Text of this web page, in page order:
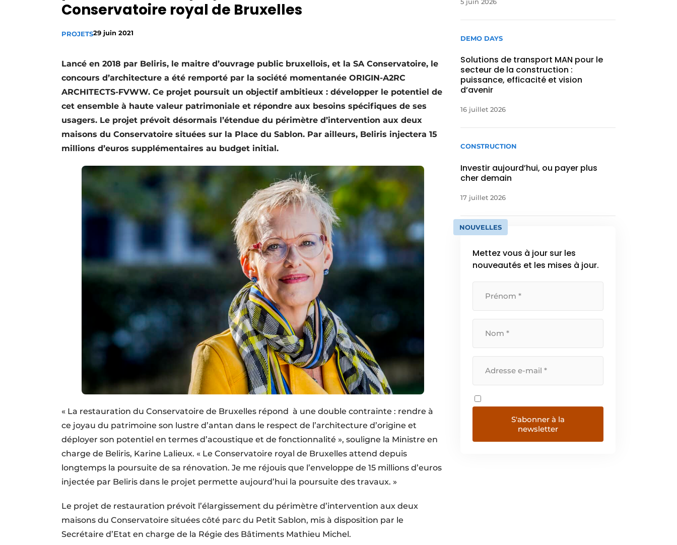
Termes et conditions
Video’s
Conservatoire royal de Bruxelles
PROJETS29 juin 2021
Lancé en 2018 par Beliris, le maitre d’ouvrage public bruxellois, et la SA Conservatoire, le
concours d’architecture a été remporté par la société momentanée ORIGIN-A2RC
ARCHITECTS-FVWW. Ce projet poursuit un objectif ambitieux : développer le potentiel de
cet ensemble à haute valeur patrimoniale et répondre aux besoins spécifiques de ses
usagers. Le projet prévoit désormais l’étendue du périmètre d’intervention aux deux
maisons du Conservatoire situées sur la Place du Sablon. Par ailleurs, Beliris injectera 15
millions d’euros supplémentaires au budget initial.
« La restauration du Conservatoire de Bruxelles répond à une double contrainte : rendre à
ce joyau du patrimoine son lustre d’antan dans le respect de l’architecture d’origine et
déployer son potentiel en termes d’acoustique et de fonctionnalité », souligne la Ministre en
charge de Beliris, Karine Lalieux. « Le Conservatoire royal de Bruxelles attend depuis
longtemps la poursuite de sa rénovation. Je me réjouis que l’enveloppe de 15 millions d’euros
injectée par Beliris dans le projet permette aujourd’hui la poursuite des travaux. »
Le projet de restauration prévoit l’élargissement du périmètre d’intervention aux deux
maisons du Conservatoire situées côté parc du Petit Sablon, mis à disposition par le
Secrétaire d’Etat en charge de la Régie des Bâtiments Mathieu Michel.
DEMO DAYS
Solutions de transport MAN pour le
secteur de la construction :
puissance, efficacité et vision
d’avenir
16 juillet 2026
CONSTRUCTION
Investir aujourd’hui, ou payer plus
cher demain
17 juillet 2026
NOUVELLES
Mettez vous à jour sur les
nouveautés et les mises à jour.
S'abonner à la
newsletter